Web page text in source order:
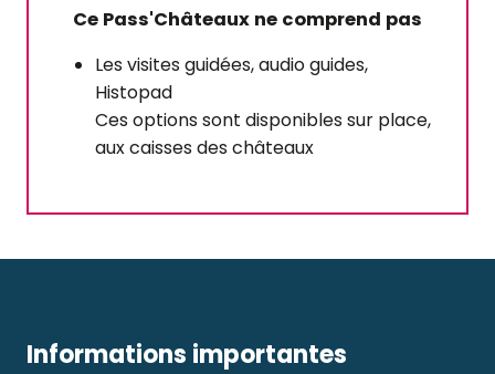
Ce Pass'Châteaux ne comprend pas
Les visites guidées, audio guides,
Histopad
Ces options sont disponibles sur place,
aux caisses des châteaux
Informations importantes